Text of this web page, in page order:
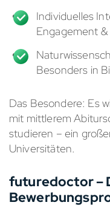
Individuelles
Engagement
Besonders in
Das Besondere: Es
mit mittlerem
studieren – ein
Universitäten.
futuredoctor –